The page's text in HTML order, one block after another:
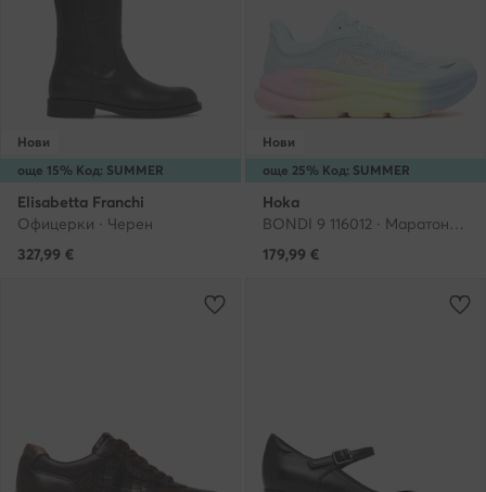
още 15% Код: SUMMER
Нови
Elisabetta Franchi
Офицерки · Черен
327,99 €
още 25% Код: SUMMER
Нови
Hoka
BONDI 9 116012 · Маратонки за бягане
179,99 €